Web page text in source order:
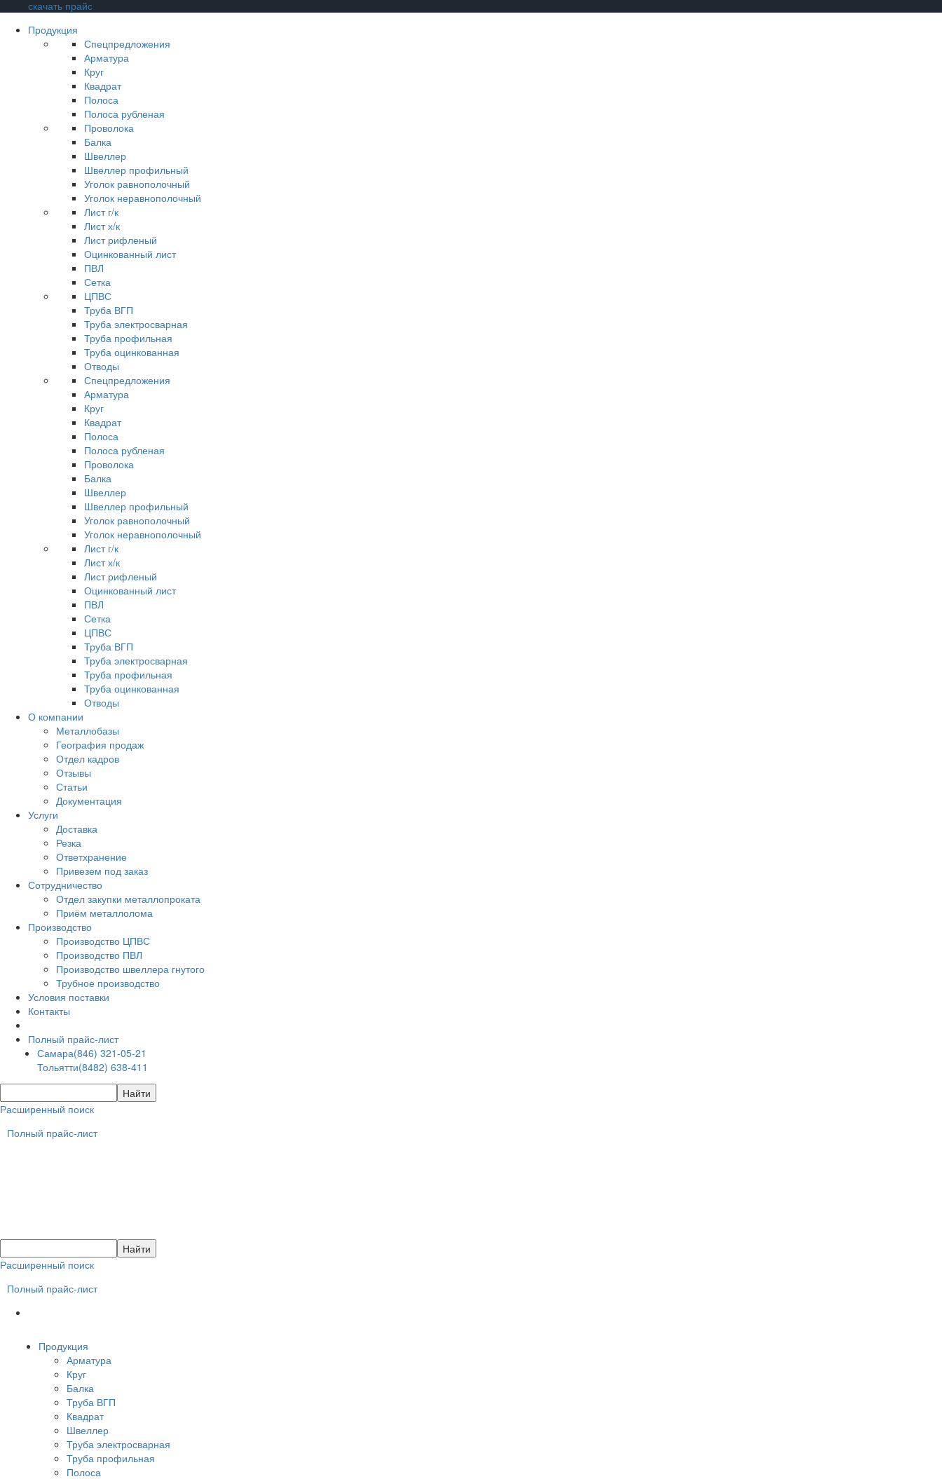
скачать прайс
Продукция
Спецпредложения
Арматура
Круг
Квадрат
Полоса
Полоса рубленая
Проволока
Балка
Швеллер
Швеллер профильный
Уголок равнополочный
Уголок неравнополочный
Лист г/к
Лист х/к
Лист рифленый
Оцинкованный лист
ПВЛ
Сетка
ЦПВС
Труба ВГП
Труба электросварная
Труба профильная
Труба оцинкованная
Отводы
Спецпредложения
Арматура
Круг
Квадрат
Полоса
Полоса рубленая
Проволока
Балка
Швеллер
Швеллер профильный
Уголок равнополочный
Уголок неравнополочный
Лист г/к
Лист х/к
Лист рифленый
Оцинкованный лист
ПВЛ
Сетка
ЦПВС
Труба ВГП
Труба электросварная
Труба профильная
Труба оцинкованная
Отводы
О компании
Металлобазы
География продаж
Отдел кадров
Отзывы
Статьи
Документация
Услуги
Доставка
Резка
Ответхранение
Привезем под заказ
Сотрудничество
Отдел закупки металлопроката
Приём металлолома
Производство
Производство ЦПВС
Производство ПВЛ
Производство швеллера гнутого
Трубное производство
Условия поставки
Контакты
Полный прайс-лист
Самара(846) 321-05-21
Тольятти(8482) 638-411
Расширенный поиск
Полный прайс-лист
Расширенный поиск
Полный прайс-лист
Продукция
Арматура
Круг
Балка
Труба ВГП
Квадрат
Швеллер
Труба электросварная
Труба профильная
Полоса